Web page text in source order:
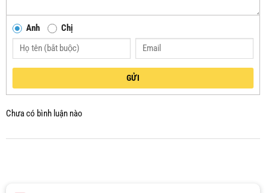
Anh Chị
GỬI
Chưa có bình luận nào